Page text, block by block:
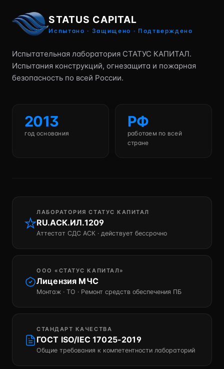
STATUS CAPITAL
Испытано · Защищено · Подтверждено
Испытательная лаборатория СТАТУС КАПИТАЛ.
Испытания конструкций, огнезащита и пожарная
безопасность по всей России.
2013
год основания
РФ
работаем по всей
стране
ЛАБОРАТОРИЯ СТАТУС КАПИТАЛ
RU.АСК.ИЛ.1209
Аттестат СДС АСК · действует бессрочно
ООО «СТАТУС КАПИТАЛ»
Лицензия МЧС
Монтаж · ТО · Ремонт средств обеспечения ПБ
СТАНДАРТ КАЧЕСТВА
ГОСТ ISO/IEC 17025-2019
Общие требования к компетентности лабораторий